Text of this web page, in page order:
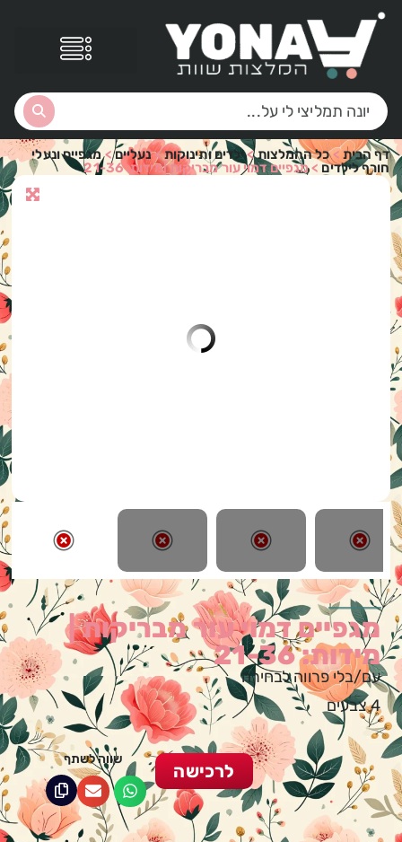
דף הבית>כל ההמלצות>ילדים ותינוקות>נעליים>מגפיים ונעלי
חורף לילדים >מגפיים דמוי עור מבריקות |מידות: 21-36
מגפיים דמוי עור מבריקות |
מידות: 21-36
עם/בלי פרווה לבחירה
4 צבעים
שווה לשתף
לרכישה